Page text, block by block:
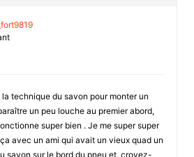
la technique du savon pour monter un
un peu louche au premier abord,
super bien . Je me super super
avec un ami qui avait un vieux quad un
savon sur le bord du pneu et, croyez-